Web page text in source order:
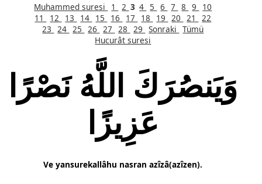
Muhammed suresi 1 2 3 4 5 6 7 8 9
10
11
12 13 14 15 16 17 18 19 20 21
22
23
24 25 26 27 28 29 Sonraki
Tümü
Hucurât suresi
وَيَنصُرَكَ اللَّهُ نَصْرًا
عَزِيزًا
Ve yansurekallâhu nasran azîzâ(azîzen).